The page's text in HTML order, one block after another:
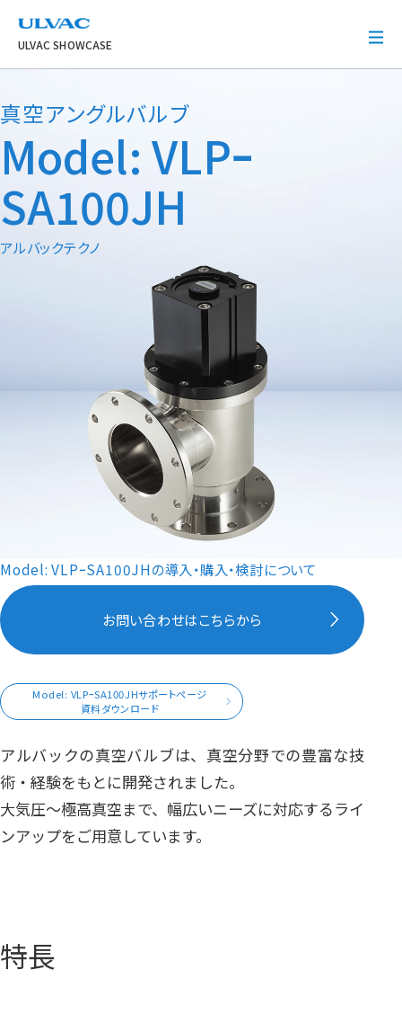
ULVAC
ULVAC SHOWCASE
真空アングルバルブ
Model: VLPｰ
SA100JH
アルバックテクノ
Model: VLPｰSA100JHの導入・購入・検討について
お問い合わせはこちらから
Model: VLPｰSA100JHサポートページ
資料ダウンロード
アルバックの真空バルブは、真空分野での豊富な技
術・経験をもとに開発されました。
大気圧～極高真空まで、幅広いニーズに対応するライ
ンアップをご用意しています。
特長